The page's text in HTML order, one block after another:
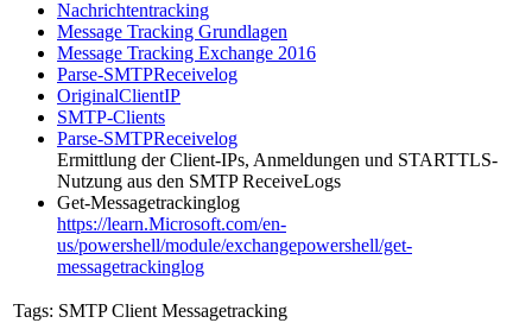
Nachrichtentracking
Message Tracking Grundlagen
Message Tracking Exchange 2016
Parse-SMTPReceivelog
OriginalClientIP
SMTP-Clients
Parse-SMTPReceivelog
Ermittlung der Client-IPs, Anmeldungen und STARTTLS-
Nutzung aus den SMTP ReceiveLogs
Get-Messagetrackinglog
https://learn.Microsoft.com/en-
us/powershell/module/exchangepowershell/get-
messagetrackinglog
Tags: SMTP Client Messagetracking